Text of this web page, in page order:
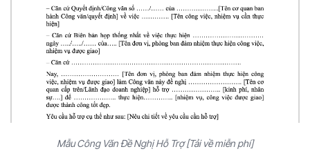
Mẫu Công Văn Đề Nghị Hỗ Trợ [Tải về miễn phí]